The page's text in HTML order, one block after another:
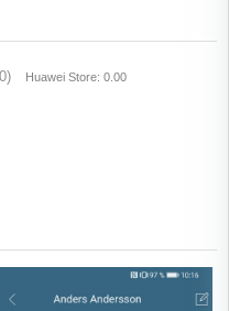
Huawei Store: 0.00